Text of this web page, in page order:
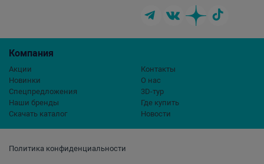
Политика конфиденциальности
Компания
Акции
Новинки
Спецпредложения
Наши бренды
Скачать каталог
Контакты
О нас
3D-тур
Где купить
Новости